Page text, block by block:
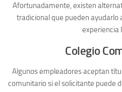
Afortunadamente, existen
tradicional que pueden ayudarlo
experiencia
Colegio
Algunos empleadores aceptan
comunitario si el solicitante puede